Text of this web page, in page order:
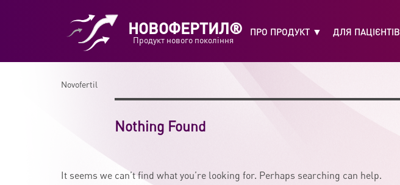
НОВОФЕРТИЛ®
Продукт нового покоління
ПРО ПРОДУКТ ДЛЯ ПАЦІЄНТІВ
Novofertil
Nothing Found
It seems we can’t find what you’re looking for. Perhaps searching can help.